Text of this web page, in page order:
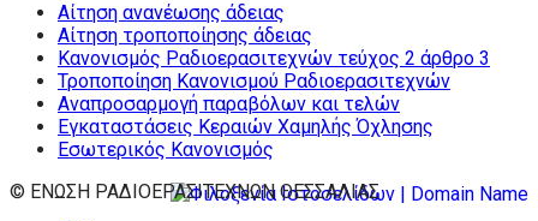
Αίτηση ανανέωσης άδειας
Αίτηση τροποποίησης άδειας
Κανονισμός Ραδιοερασιτεχνών τεύχος 2 άρθρο 3
Τροποποίηση Κανονισμού Ραδιοερασιτεχνών
Αναπροσαρμογή παραβόλων και τελών
Εγκαταστάσεις Κεραιών Χαμηλής Όχλησης
Εσωτερικός Κανονισμός
© ΕΝΩΣΗ ΡΑΔΙΟΕΡΑΣΙΤΕΧΝΩΝ ΘΕΣΣΑΛΙΑΣ